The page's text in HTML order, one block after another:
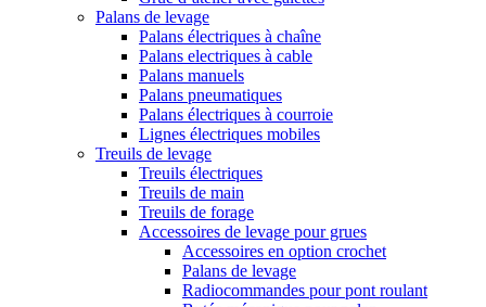
Palans de levage
Palans électriques à chaîne
Palans electriques à cable
Palans manuels
Palans pneumatiques
Palans électriques à courroie
Lignes électriques mobiles
Treuils de levage
Treuils électriques
Treuils de main
Treuils de forage
Accessoires de levage pour grues
Accessoires en option crochet
Palans de levage
Radiocommandes pour pont roulant